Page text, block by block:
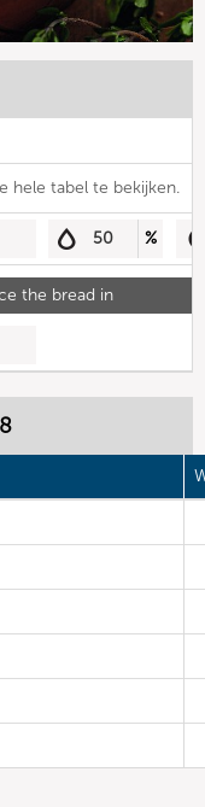
hele tabel te bekijken.
50 %
the bread in